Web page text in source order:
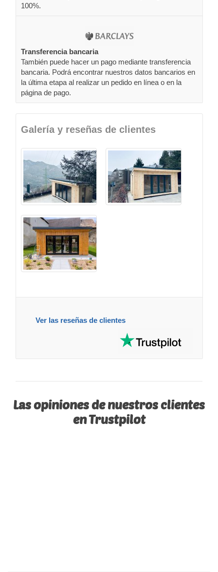
100%.
Transferencia bancaria
También puede hacer un pago mediante transferencia
bancaria. Podrá encontrar nuestros datos bancarios en
la última etapa al realizar un pedido en línea o en la
página de pago.
Galería y reseñas de clientes
Ver las reseñas de clientes
Las opiniones de nuestros clientes
en Trustpilot